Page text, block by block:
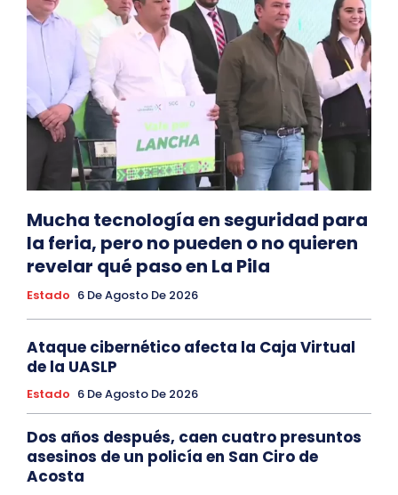
Mucha tecnología en seguridad para
la feria, pero no pueden o no quieren
revelar qué paso en La Pila
Estado 6 De Agosto De 2026
Ataque cibernético afecta la Caja Virtual
de la UASLP
Estado 6 De Agosto De 2026
Dos años después, caen cuatro presuntos
asesinos de un policía en San Ciro de
Acosta